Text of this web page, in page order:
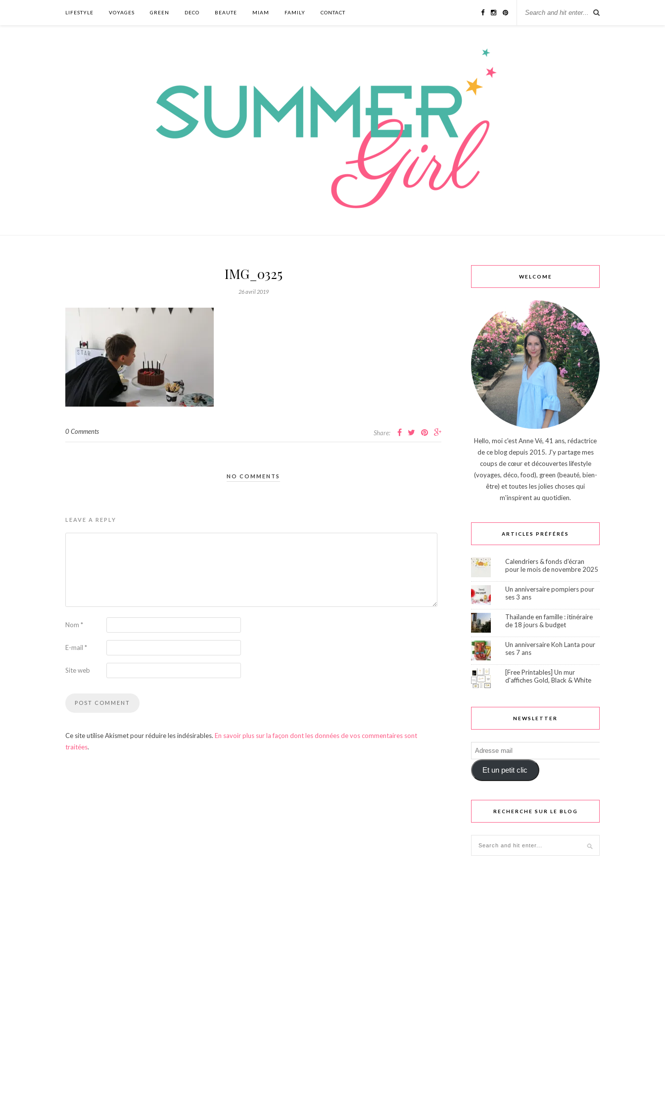
LIFESTYLE VOYAGES GREEN DECO BEAUTE MIAM FAMILY CONTACT
IMG_0325
26 avril 2019
0 Comments Share:
NO COMMENTS
LEAVE A REPLY
Nom *
E-mail *
Site web
Ce site utilise Akismet pour réduire les indésirables. En savoir plus sur la façon dont les données de vos commentaires sont
traitées.
WELCOME
Hello, moi c'est Anne Vé, 41 ans, rédactrice
de ce blog depuis 2015. J'y partage mes
coups de cœur et découvertes lifestyle
(voyages, déco, food), green (beauté, bien-
être) et toutes les jolies choses qui
m'inspirent au quotidien.
ARTICLES PRÉFÉRÉS
Calendriers & fonds d'écran
pour le mois de novembre 2025
Un anniversaire pompiers pour
ses 3 ans
Thaïlande en famille : itinéraire
de 18 jours & budget
Un anniversaire Koh Lanta pour
ses 7 ans
[Free Printables] Un mur
d'affiches Gold, Black & White
NEWSLETTER
Adresse
mail
Et un petit clic
RECHERCHE SUR LE BLOG